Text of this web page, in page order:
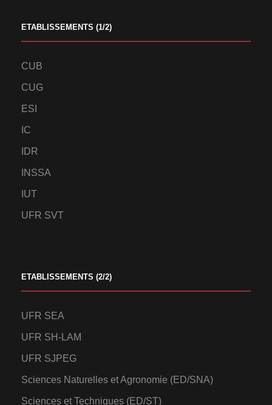
ETABLISSEMENTS (1/2)
CUB
CUG
ESI
IC
IDR
INSSA
IUT
UFR SVT
ETABLISSEMENTS (2/2)
UFR SEA
UFR SH-LAM
UFR SJPEG
Sciences Naturelles et Agronomie (ED/SNA)
Sciences et Techniques (ED/ST)